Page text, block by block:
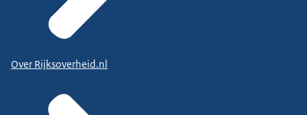
Over Rijksoverheid.nl